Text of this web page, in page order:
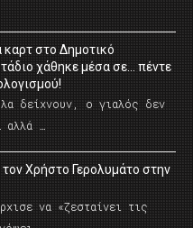
καρτ στο Δημοτικό
χάθηκε μέσα σε… πέντε
δείχνουν, ο γιαλός δεν
αλλά …
Χρήστο Γερολυμάτο στην
να «ζεσταίνει τις